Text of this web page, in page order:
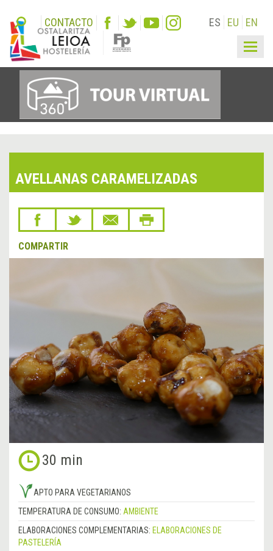
CONTACTO ES EU EN
AVELLANAS CARAMELIZADAS
COMPARTIR
30 min
APTO PARA VEGETARIANOS
TEMPERATURA DE CONSUMO: AMBIENTE
ELABORACIONES COMPLEMENTARIAS: ELABORACIONES DE
PASTELERÍA